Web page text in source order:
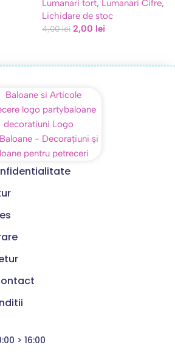
Lumanari tort, Lumanari Cifre,
Lichidare de stoc
4,00lei 2,00 lei
> 16:00